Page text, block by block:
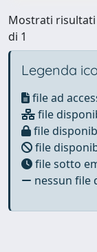
Mostrati risultati
di 1
Legenda
file ad
file
file
file
file sotto
nessun file